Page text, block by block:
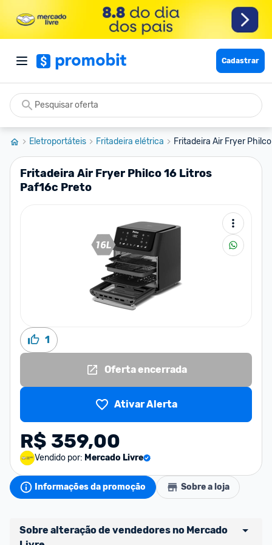
Cadastrar
Eletroportáteis Fritadeira elétrica Fritadeira Air Fryer
Fritadeira Air Fryer Philco 16 Litros
Paf16c Preto
1
Oferta encerrada
Ativar Alerta
R$ 359,00
Vendido por: Mercado Livre
Informações da promoção Sobre a loja
Sobre alteração de vendedores no Mercado